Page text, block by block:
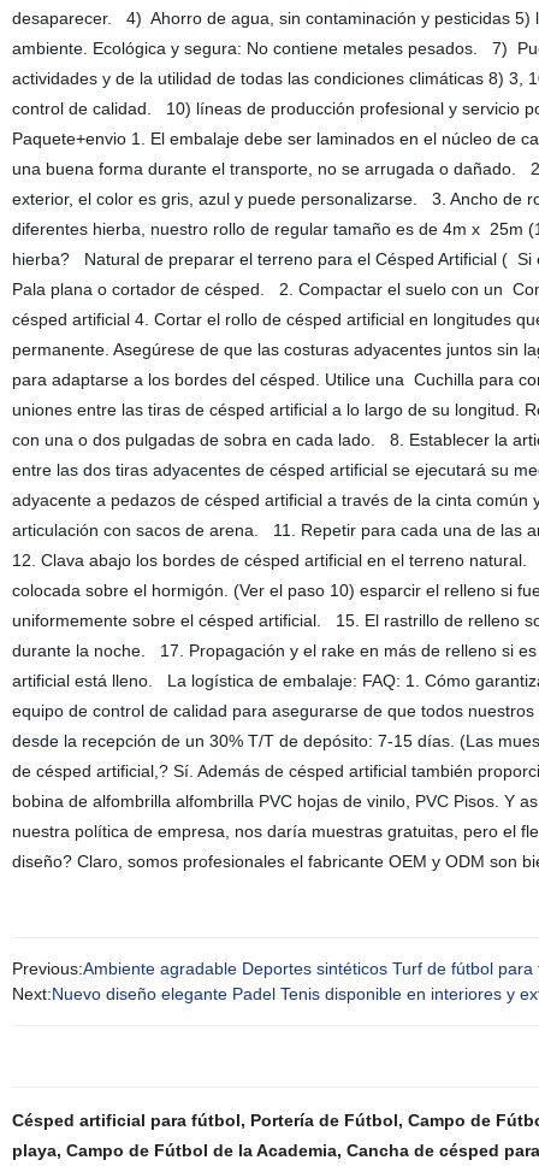
desaparecer. 4) Ahorro de agua, sin contaminación y pesticidas
ambiente. Ecológica y segura: No contiene metales pesados. 7)
actividades y de la utilidad de todas las condiciones climáticas 8)
control de calidad. 10) líneas de producción profesional y servicio
Paquete+envio 1. El embalaje debe ser laminados en el núcleo de
una buena forma durante el transporte, no se arrugada o dañado.
exterior, el color es gris, azul y puede personalizarse. 3. Ancho
diferentes hierba, nuestro rollo de regular tamaño es de 4m x 25m
hierba? Natural de preparar el terreno para el Césped Artificial (
Pala plana o cortador de césped. 2. Compactar el suelo con un
césped artificial 4. Cortar el rollo de césped artificial en longitudes
permanente. Asegúrese de que las costuras adyacentes juntos
para adaptarse a los bordes del césped. Utilice una Cuchilla para
uniones entre las tiras de césped artificial a lo largo de su longitud.
con una o dos pulgadas de sobra en cada lado. 8. Establecer la
entre las dos tiras adyacentes de césped artificial se ejecutará su
adyacente a pedazos de césped artificial a través de la cinta
articulación con sacos de arena. 11. Repetir para cada una de las
12. Clava abajo los bordes de césped artificial en el terreno
colocada sobre el hormigón. (Ver el paso 10) esparcir el relleno si
uniformemente sobre el césped artificial. 15. El rastrillo de relleno
durante la noche. 17. Propagación y el rake en más de relleno si
artificial está lleno. La logística de embalaje: FAQ: 1. Cómo
equipo de control de calidad para asegurarse de que todos
desde la recepción de un 30% T/T de depósito: 7-15 días. (Las
de césped artificial,? Sí. Además de césped artificial también
bobina de alfombrilla alfombrilla PVC hojas de vinilo, PVC Pisos. Y
nuestra política de empresa, nos daría muestras gratuitas, pero el
diseño? Claro, somos profesionales el fabricante OEM y ODM son
Previous:Ambiente agradable Deportes sintéticos Turf de fútbol para
Next:Nuevo diseño elegante Padel Tenis disponible en interiores y
Césped artificial para fútbol, Portería de Fútbol, Campo de
playa, Campo de Fútbol de la Academia, Cancha de césped